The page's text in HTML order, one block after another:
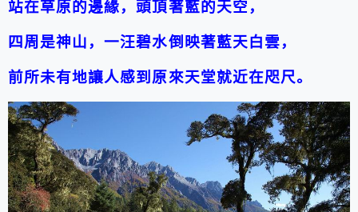
站在草原的邊緣，頭頂著藍的天空，
四周是神山，一汪碧水倒映著藍天白雲，
前所未有地讓人感到原來天堂就近在咫尺。